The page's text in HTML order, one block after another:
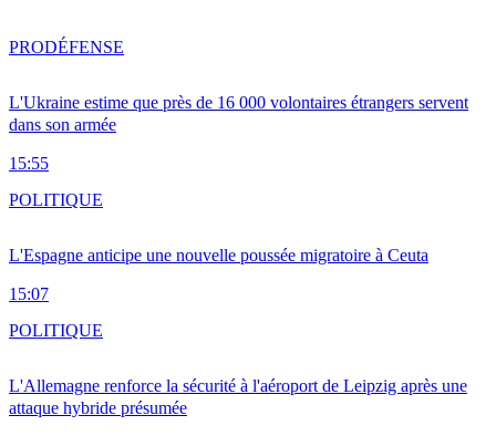
L'Ukraine estime que près de 16 000 volontaires étrangers servent
dans son armée
15:55
PRODÉFENSE
L'Espagne anticipe une nouvelle poussée migratoire à Ceuta
15:07
POLITIQUE
L'Allemagne renforce la sécurité à l'aéroport de Leipzig après une
attaque hybride présumée
POLITIQUE